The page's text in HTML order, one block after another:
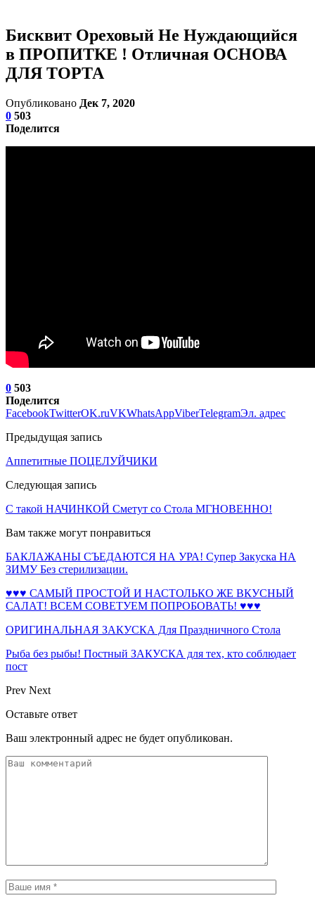
Бисквит Ореховый Не Нуждающийся
в ПРОПИТКЕ ! Отличная ОСНОВА
ДЛЯ ТОРТА
Опубликовано Дек 7, 2020
0 503
Поделится
0 503
Поделится
FacebookTwitterOK.ruVKWhatsAppViberTelegramЭл. адрес
Предыдущая запись
Аппетитные ПОЦЕЛУЙЧИКИ
Следующая запись
С такой НАЧИНКОЙ Сметут со Стола МГНОВЕННО!
Вам также могут понравиться
БАКЛАЖАНЫ СЪЕДАЮТСЯ НА УРА! Супер Закуска НА
ЗИМУ Без стерилизации.
♥♥♥ САМЫЙ ПРОСТОЙ И НАСТОЛЬКО ЖЕ ВКУСНЫЙ
САЛАТ! ВСЕМ СОВЕТУЕМ ПОПРОБОВАТЬ! ♥♥♥
ОРИГИНАЛЬНАЯ ЗАКУСКА Для Праздничного Стола
Рыба без рыбы! Постный ЗАКУСКА для тех, кто соблюдает
пост
Prev Next
Оставьте ответ
Ваш электронный адрес не будет опубликован.